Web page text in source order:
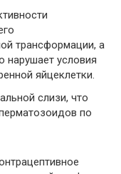
трансформации, а
нарушает условия
яйцеклетки.
слизи, что
по